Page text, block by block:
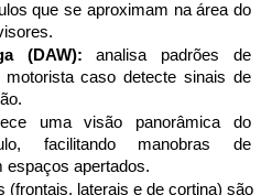
que se aproximam na área do
(DAW): analisa padrões de
caso detecte sinais de
uma visão panorâmica do
facilitando manobras de
espaços apertados.
(frontais, laterais e de cortina) são